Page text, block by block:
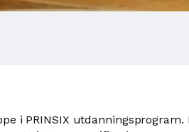
i PRINSIX utdanningsprogram.